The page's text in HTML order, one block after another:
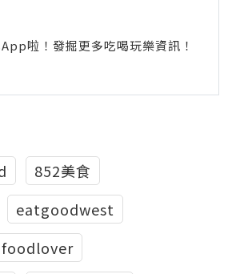
啦！發掘更多吃喝玩樂資訊！
852美食
eatgoodwest
foodlover